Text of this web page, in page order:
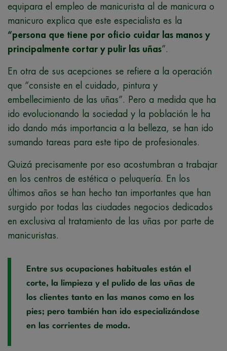
equipara el empleo de manicurista al de manicura o
manicuro explica que este especialista es la
“persona que tiene por oficio cuidar las manos y
principalmente cortar y pulir las uñas”.
En otra de sus acepciones se refiere a la operación
que “consiste en el cuidado, pintura y
embellecimiento de las uñas”. Pero a medida que ha
ido evolucionando la sociedad y la población le ha
ido dando más importancia a la belleza, se han ido
sumando tareas para este tipo de profesionales.
Quizá precisamente por eso acostumbran a trabajar
en los centros de estética o peluquería. En los
últimos años se han hecho tan importantes que han
surgido por todas las ciudades negocios dedicados
en exclusiva al tratamiento de las uñas por parte de
manicuristas.
Entre sus ocupaciones habituales están el
corte, la limpieza y el pulido de las uñas de
los clientes tanto en las manos como en los
pies; pero también han ido especializándose
en las corrientes de moda.